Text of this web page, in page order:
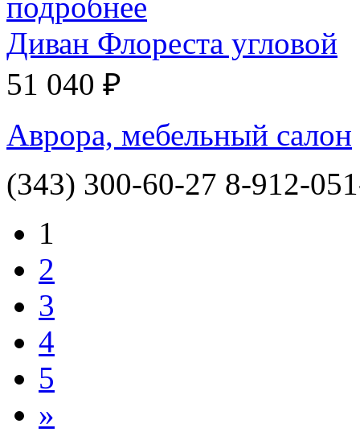
Диван Флореста угловой
51 040 ₽
Аврора, мебельный салон
(343) 300-60-27 8-912-
1
2
3
4
5
»